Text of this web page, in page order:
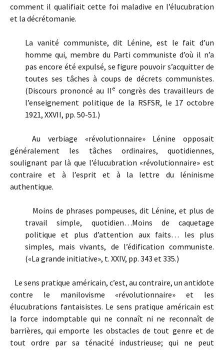
comment il qualifiait cette foi maladive en l’élucubration
et la décrétomanie.
La vanité communiste, dit Lénine, est le fait d’un
homme qui, membre du Parti communiste d’où il n’a
pas encore été expulsé, se figure pouvoir s’acquitter de
toutes ses tâches à coups de décrets communistes.
(Discours prononcé au II e congrès des travailleurs de
l’enseignement politique de la RSFSR, le 17 octobre
1921, XXVII, pp. 50-51.)
Au verbiage «révolutionnaire» Lénine opposait
généralement les tâches ordinaires, quotidiennes,
soulignant par là que l’élucubration «révolutionnaire» est
contraire et à l’esprit et à la lettre du léninisme
authentique.
Moins de phrases pompeuses, dit Lénine, et plus de
travail simple, quotidien…Moins de caquetage
politique et plus d’attention aux faits… les plus
simples, mais vivants, de l’édification communiste.
(«La grande initiative», t. XXIV, pp. 343 et 335.)
Le sens pratique américain, c’est, au contraire, un antidote
contre le manilovisme «révolutionnaire» et les
élucubrations fantaisistes. Le sens pratique américain est
la force indomptable qui ne connaît ni ne reconnaît de
barrières, qui emporte les obstacles de tout genre et de
tout ordre par sa ténacité industrieuse; qui ne peut